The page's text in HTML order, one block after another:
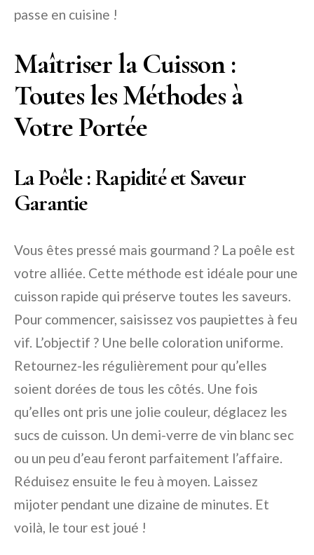
passe en cuisine !
Maîtriser la Cuisson :
Toutes les Méthodes à
Votre Portée
La Poêle : Rapidité et Saveur
Garantie
Vous êtes pressé mais gourmand ? La poêle est
votre alliée. Cette méthode est idéale pour une
cuisson rapide qui préserve toutes les saveurs.
Pour commencer, saisissez vos paupiettes à feu
vif. L’objectif ? Une belle coloration uniforme.
Retournez-les régulièrement pour qu’elles
soient dorées de tous les côtés. Une fois
qu’elles ont pris une jolie couleur, déglacez les
sucs de cuisson. Un demi-verre de vin blanc sec
ou un peu d’eau feront parfaitement l’affaire.
Réduisez ensuite le feu à moyen. Laissez
mijoter pendant une dizaine de minutes. Et
voilà, le tour est joué !